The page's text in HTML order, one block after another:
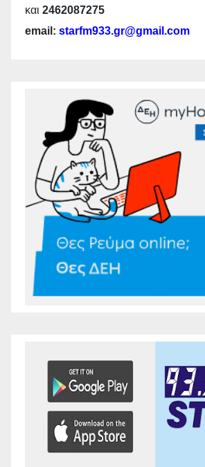
και 2462087275
email: starfm933.gr@gmail.com